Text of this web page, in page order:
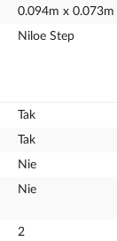
0.094m x 0.073m
Niloe Step
Tak
Tak
Nie
Nie
2